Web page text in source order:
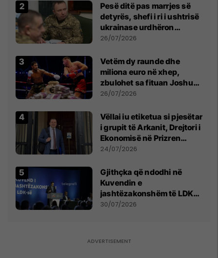
Pesë ditë pas marrjes së
detyrës, shefi i ri i ushtrisë
ukrainase urdhëron
kontroll të madh
26/07/2026
Vetëm dy raunde dhe
miliona euro në xhep,
zbulohet sa fituan Joshua
e Prenga
26/07/2026
Vëllai iu etiketua si pjesëtar
i grupit të Arkanit, Drejtori i
Ekonomisë në Prizren
mohon pretendimet
24/07/2026
Gjithçka që ndodhi në
Kuvendin e
jashtëzakonshëm të LDK-
së
30/07/2026